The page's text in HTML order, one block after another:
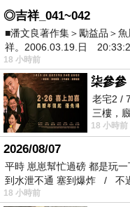
◎吉祥_041~042
■潘文良著作集＞勵益品＞
祥。2006.03.19.日
18 小時前
柒參
老宅2 /
三樓，
個人整
18 小時前
2026/08/07
平時 崽崽幫忙過磅 都是玩
到水泄不通 塞到爆炸 / 不
18 小時前